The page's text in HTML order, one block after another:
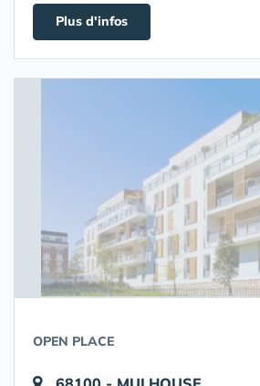
Plus d'infos
OPEN PLACE